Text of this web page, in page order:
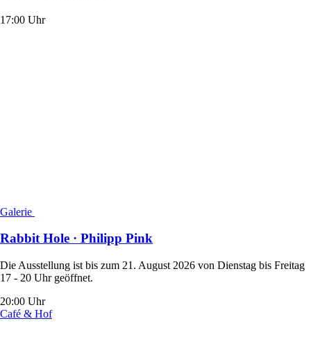
17:00 Uhr
Galerie
Rabbit Hole · Philipp Pink
Die Ausstellung ist bis zum 21. August 2026 von Dienstag bis Freitag
17 - 20 Uhr geöffnet.
20:00 Uhr
Café & Hof